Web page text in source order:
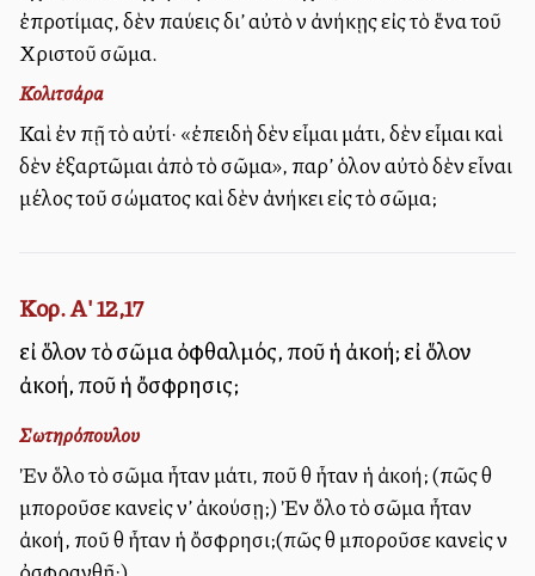
ἐπροτίμας, δὲν παύεις δι’ αὐτὸ νὰ ἀνήκῃς εἰς τὸ ἕνα τοῦ
Χριστοῦ σῶμα.
Κολιτσάρα
Καὶ ἐὰν πῇ τὸ αὐτί· «ἐπειδὴ δὲν εἶμαι μάτι, δὲν εἶμαι καὶ
δὲν ἐξαρτῶμαι ἀπὸ τὸ σῶμα», παρ’ ὁλον αὐτὸ δὲν εἶναι
μέλος τοῦ σώματος καὶ δὲν ἀνήκει εἰς τὸ σῶμα;
Κορ. Α' 12,17
εἰ ὅλον τὸ σῶμα ὀφθαλμός, ποῦ ἡ ἀκοή; εἰ ὅλον
ἀκοή, ποῦ ἡ ὄσφρησις;
Σωτηρόπουλου
Ἐὰν ὅλο τὸ σῶμα ἦταν μάτι, ποῦ θὰ ἦταν ἡ ἀκοή; (πῶς θὰ
μποροῦσε κανεὶς ν’ ἀκούσῃ;) Ἐὰν ὅλο τὸ σῶμα ἦταν
ἀκοή, ποῦ θὰ ἦταν ἡ ὄσφρησι;(πῶς θὰ μποροῦσε κανεὶς νὰ